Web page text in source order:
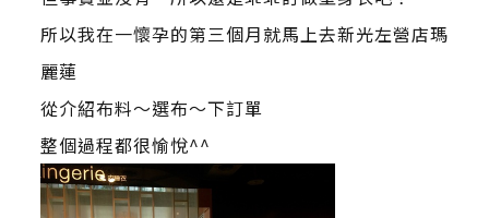
所以我在一懷孕的第三個月就馬上去新光左營店瑪
麗蓮
從介紹布料～選布～下訂單
整個過程都很愉悅^^